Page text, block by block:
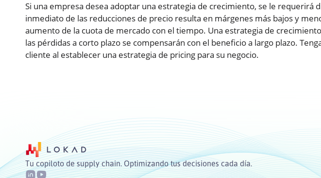
Si una empresa desea adoptar una estrategia de crecimiento, se le requerirá
inmediato de las reducciones de precio resulta en márgenes más bajos y
aumento de la cuota de mercado con el tiempo. Una estrategia de
las pérdidas a corto plazo se compensarán con el beneficio a largo plazo.
cliente al establecer una estrategia de pricing para su negocio.
Tu copiloto de supply chain. Optimizando tus decisiones cada día.